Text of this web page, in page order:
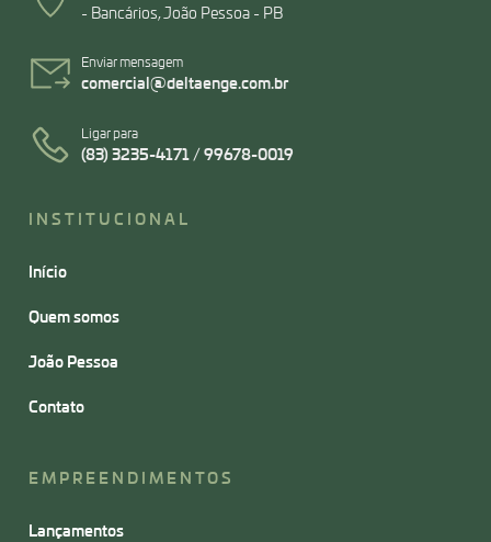
- Bancários, João Pessoa - PB
Enviar mensagem
comercial@deltaenge.com.br
Ligar para
(83) 3235-4171 / 99678-0019
INSTITUCIONAL
Início
Quem somos
João Pessoa
Contato
EMPREENDIMENTOS
Lançamentos